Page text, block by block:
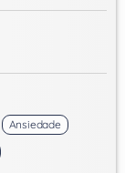
Ansiedade